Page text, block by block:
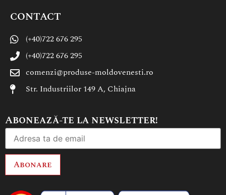
CONTACT
(+40)722 676 295
(+40)722 676 295
comenzi@produse-moldovenesti.ro
Str. Industriilor 149 A, Chiajna
Abonează-te la newsletter!
Abonare